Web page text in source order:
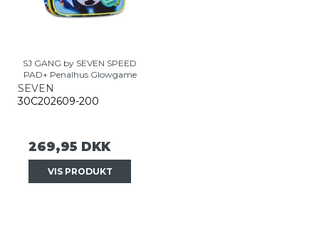
SJ GANG by SEVEN SPEED
PAD+ Penalhus Glowgame
SEVEN
30C202609-200
269,95 DKK
VIS PRODUKT